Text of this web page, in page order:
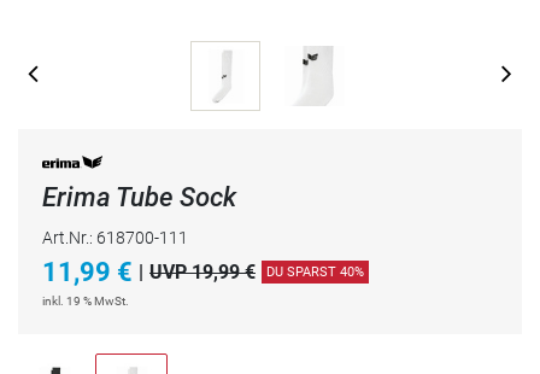
Erima Tube Sock
Art.Nr.: 618700-111
11,99 € | UVP 19,99 € DU SPARST 40%
inkl. 19 % MwSt.